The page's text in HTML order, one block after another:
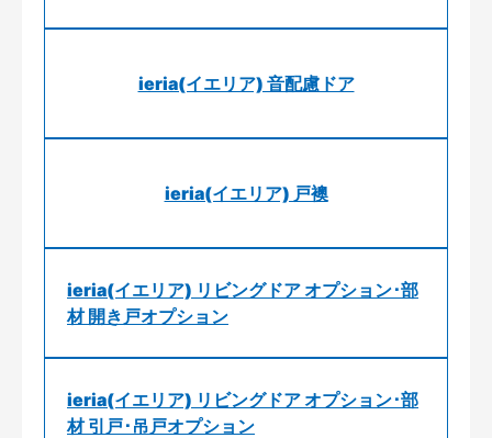
ieria(イエリア) 音配慮ドア
ieria(イエリア) 戸襖
ieria(イエリア) リビングドア オプション･部
材 開き戸オプション
ieria(イエリア) リビングドア オプション･部
材 引戸･吊戸オプション